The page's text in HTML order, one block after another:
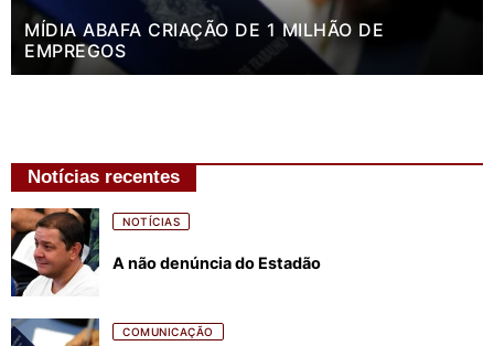
MÍDIA ABAFA CRIAÇÃO DE 1 MILHÃO DE
EMPREGOS
Notícias recentes
NOTÍCIAS
A não denúncia do Estadão
COMUNICAÇÃO